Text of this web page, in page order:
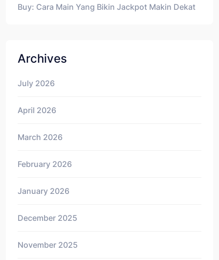
Buy: Cara Main Yang Bikin Jackpot Makin Dekat
Archives
July 2026
April 2026
March 2026
February 2026
January 2026
December 2025
November 2025